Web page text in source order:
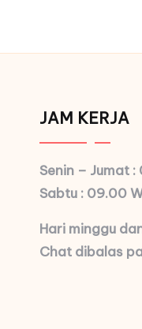
JAM KERJA
Senin – Jumat
Sabtu : 09.00
Hari minggu
Chat dibalas